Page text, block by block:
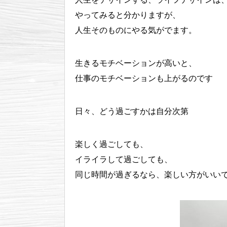
やってみると分かりますが、
人生そのものにやる気がでます。
生きるモチベーションが高いと、
仕事のモチベーションも上がるのです
日々、どう過ごすかは自分次第
楽しく過ごしても、
イライラして過ごしても、
同じ時間が過ぎるなら、楽しい方がいい